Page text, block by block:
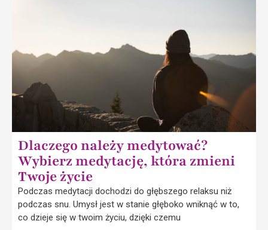
Dlaczego należy medytować?
Wybierz medytację, która zmieni
Twoje życie
Podczas medytacji dochodzi do głębszego relaksu niż
podczas snu. Umysł jest w stanie głęboko wniknąć w to,
co dzieje się w twoim życiu, dzięki czemu